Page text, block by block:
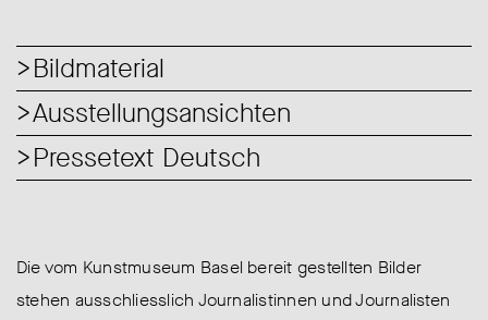
Bildmaterial
Ausstellungsansichten
Pressetext Deutsch
Die vom Kunstmuseum Basel bereit gestellten Bilder
stehen ausschliesslich Journalistinnen und Journalisten